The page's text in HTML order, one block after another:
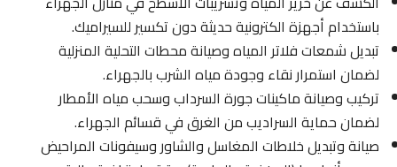
باستخدام أجهزة الكترونية حديثة دون تكسير للسيراميك.
تبديل شمعات فلاتر المياه وصيانة محطات التحلية المنزلية
لضمان استمرار نقاء وجودة مياه الشرب بالجهراء.
تركيب وصيانة ماكينات جورة السرداب وسحب مياه الأمطار
لضمان حماية السراديب من الغرق في قسائم الجهراء.
صيانة وتبديل خلاطات المغاسل والشاور وسيفونات المراحيض